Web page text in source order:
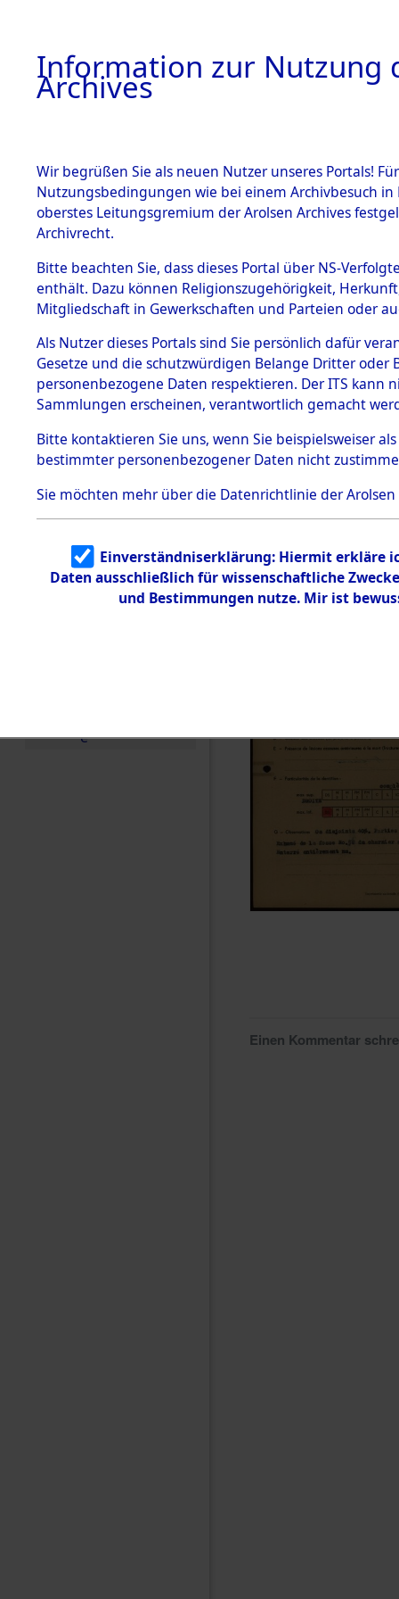
BESTÄNDE
1.
mente
5. Verschiedenes
5.3
Todesmärsche
5.3.1 Alliierte
Erhebungen
zu
Todesmärsch
en
5.3.2
Identifizierun
g
5.3.3
Todesmärsch
e
Einen Kommentar
Information zur Nutzung
Archives
Wir begrüßen Sie als neuen Nutzer unseres Portals!
Nutzungsbedingungen wie bei einem Archivbesuch
oberstes Leitungsgremium der Arolsen Archives
Archivrecht.
Bitte beachten Sie, dass dieses Portal über NS-
enthält. Dazu können Religionszugehörigkeit,
Mitgliedschaft in Gewerkschaften und Parteien oder
Als Nutzer dieses Portals sind Sie persönlich dafür
Gesetze und die schutzwürdigen Belange Dritter
personenbezogene Daten respektieren. Der ITS
Sammlungen erscheinen, verantwortlich gemacht
Bitte kontaktieren Sie uns, wenn Sie beispielsweiser
bestimmter personenbezogener Daten nicht
Sie möchten mehr über die Datenrichtlinie der Arolsen
Einverständniserklärung: Hiermit erkläre
Daten ausschließlich für wissenschaftliche
und Bestimmungen nutze. Mir ist